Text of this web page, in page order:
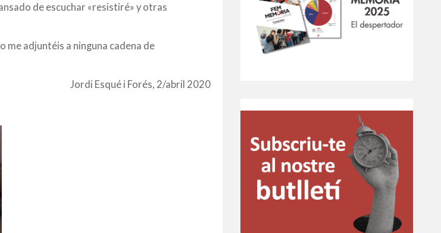
de escuchar «resistiré» y otras
me adjuntéis a ninguna cadena de
Jordi Esqué i Forés, 2/abril 2020